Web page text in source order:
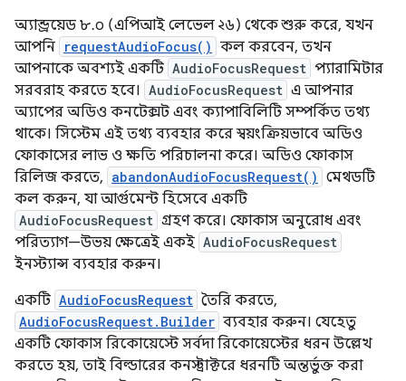
অ্যান্ড্রয়েড ৮.০ (এপিআই লেভেল ২৬) থেকে শুরু করে, যখন
আপনি requestAudioFocus() কল করবেন, তখন
আপনাকে অবশ্যই একটি AudioFocusRequest প্যারামিটার
সরবরাহ করতে হবে। AudioFocusRequest এ আপনার
অ্যাপের অডিও কনটেক্সট এবং ক্যাপাবিলিটি সম্পর্কিত তথ্য
থাকে। সিস্টেম এই তথ্য ব্যবহার করে স্বয়ংক্রিয়ভাবে অডিও
ফোকাসের লাভ ও ক্ষতি পরিচালনা করে। অডিও ফোকাস
রিলিজ করতে, abandonAudioFocusRequest() মেথডটি
কল করুন, যা আর্গুমেন্ট হিসেবে একটি
AudioFocusRequest গ্রহণ করে। ফোকাস অনুরোধ এবং
পরিত্যাগ—উভয় ক্ষেত্রেই একই AudioFocusRequest
ইনস্ট্যান্স ব্যবহার করুন।
একটি AudioFocusRequest তৈরি করতে,
AudioFocusRequest.Builder ব্যবহার করুন। যেহেতু
একটি ফোকাস রিকোয়েস্টে সর্বদা রিকোয়েস্টের ধরন উল্লেখ
করতে হয়, তাই বিল্ডারের কনস্ট্রাক্টরে ধরনটি অন্তর্ভুক্ত করা